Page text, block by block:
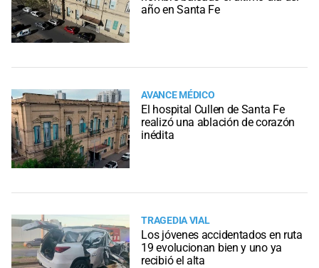
año en Santa Fe
AVANCE MÉDICO
El hospital Cullen de Santa Fe
realizó una ablación de corazón
inédita
TRAGEDIA VIAL
Los jóvenes accidentados en ruta
19 evolucionan bien y uno ya
recibió el alta